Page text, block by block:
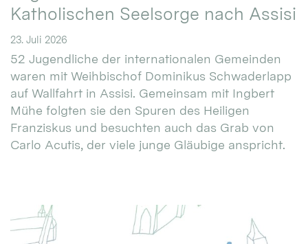
Katholischen Seelsorge nach Assisi
23. Juli 2026
52 Jugendliche der internationalen Gemeinden
waren mit Weihbischof Dominikus Schwaderlapp
auf Wallfahrt in Assisi. Gemeinsam mit Ingbert
Mühe folgten sie den Spuren des Heiligen
Franziskus und besuchten auch das Grab von
Carlo Acutis, der viele junge Gläubige anspricht.